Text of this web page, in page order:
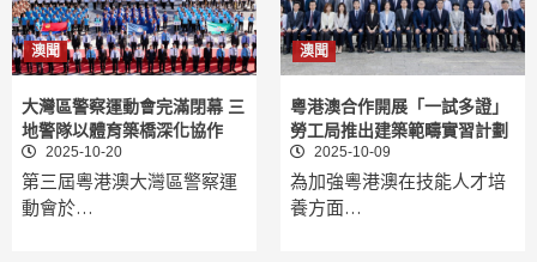
澳聞
大灣區警察運動會完滿閉幕 三
地警隊以體育築橋深化協作
2025-10-20
第三屆粵港澳大灣區警察運
動會於…
澳聞
粵港澳合作開展「一試多證」
勞工局推出建築範疇實習計劃
2025-10-09
為加強粵港澳在技能人才培
養方面…